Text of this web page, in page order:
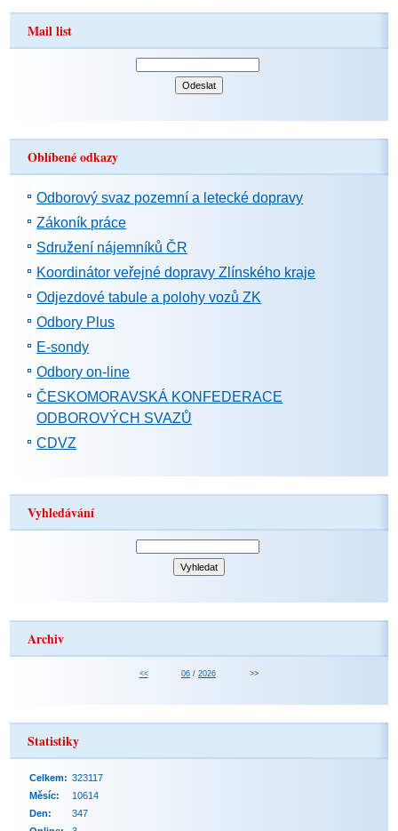
Mail list
Oblíbené odkazy
Odborový svaz pozemní a letecké dopravy
Zákoník práce
Sdružení nájemníků ČR
Koordinátor veřejné dopravy Zlínského kraje
Odjezdové tabule a polohy vozů ZK
Odbory Plus
E-sondy
Odbory on-line
ČESKOMORAVSKÁ KONFEDERACE
ODBOROVÝCH SVAZŮ
CDVZ
Vyhledávání
Archiv
<< 06 / 2026 >>
Statistiky
Celkem: 323117
Měsíc:
10614
Den:
347